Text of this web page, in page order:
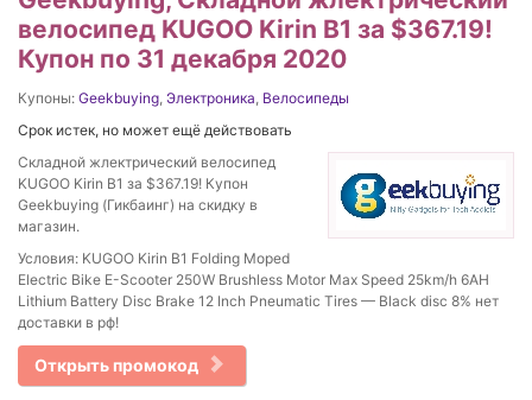
велосипед KUGOO Kirin B1 за $367.19!
Купон по 31 декабря 2020
Купоны: Geekbuying, Электроника, Велосипеды
Срок истек, но может ещё действовать
Складной жлектрический велосипед
KUGOO Kirin B1 за $367.19! Купон
Geekbuying (Гикбаинг) на скидку в
магазин.
Условия: KUGOO Kirin B1 Folding Moped
Electric Bike E-Scooter 250W Brushless Motor Max Speed 25km/h 6AH
Lithium Battery Disc Brake 12 Inch Pneumatic Tires — Black disc 8% нет
доставки в рф!
Открыть промокод